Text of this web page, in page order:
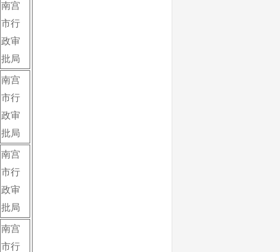
南宫
市行
政审
批局
南宫
市行
政审
批局
南宫
市行
政审
批局
南宫
市行